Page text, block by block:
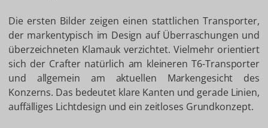
Die ersten Bilder zeigen einen stattlichen Transporter,
der markentypisch im Design auf Überraschungen und
überzeichneten Klamauk verzichtet. Vielmehr orientiert
sich der Crafter natürlich am kleineren T6-Transporter
und allgemein am aktuellen Markengesicht des
Konzerns. Das bedeutet klare Kanten und gerade Linien,
auffälliges Lichtdesign und ein zeitloses Grundkonzept.